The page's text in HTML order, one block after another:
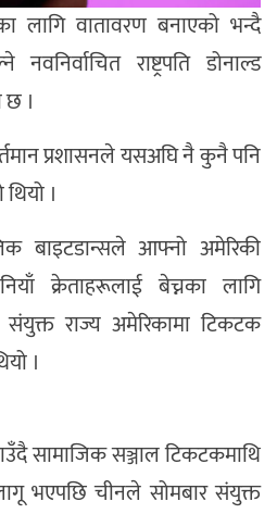
लागि वातावरण बनाएको भन्दै
राष्ट्रपति डोनाल्ड
छ ।
प्रशासनले यसअघि नै कुनै पनि
।
बाइटडान्सले आफ्नो अमेरिकी
क्रेताहरूलाई बेच्नका लागि
संयुक्त राज्य अमेरिकामा टिकटक
।
सामाजिक सञ्जाल टिकटकमाथि
भएपछि चीनले सोमबार संयुक्त